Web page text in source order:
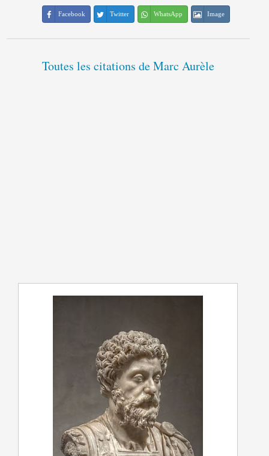
Facebook Twitter WhatsApp Image
Toutes les citations de Marc Aurèle